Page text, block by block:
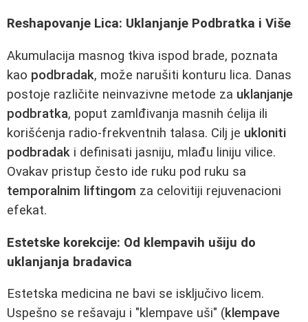
Reshapovanje Lica: Uklanjanje Podbratka i Više
Akumulacija masnog tkiva ispod brade, poznata
kao podbradak, može narušiti konturu lica. Danas
postoje različite neinvazivne metode za uklanjanje
podbratka, poput zamlđivanja masnih ćelija ili
korišćenja radio-frekventnih talasa. Cilj je ukloniti
podbradak i definisati jasniju, mlađu liniju vilice.
Ovakav pristup često ide ruku pod ruku sa
temporalnim liftingom za celovitiji rejuvenacioni
efekat.
Estetske korekcije: Od klempavih ušiju do
uklanjanja bradavica
Estetska medicina ne bavi se isključivo licem.
Uspešno se rešavaju i "klempave uši" (klempave